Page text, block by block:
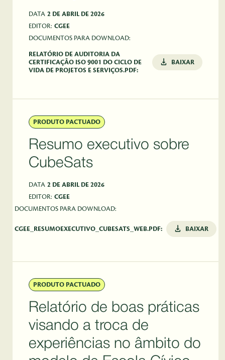
DATA 2 DE ABRIL DE 2026
EDITOR: CGEE
DOCUMENTOS PARA DOWNLOAD:
RELATÓRIO DE AUDITORIA DA
CERTIFICAÇÃO ISO 9001 DO CICLO DE
VIDA DE PROJETOS E SERVIÇOS.PDF:
BAIXAR
PRODUTO PACTUADO
Resumo executivo sobre
CubeSats
DATA 2 DE ABRIL DE 2026
EDITOR: CGEE
DOCUMENTOS PARA DOWNLOAD:
CGEE_RESUMOEXECUTIVO_CUBESATS_WEB.PDF: BAIXAR
PRODUTO PACTUADO
Relatório de boas práticas
visando a troca de
experiências no âmbito do